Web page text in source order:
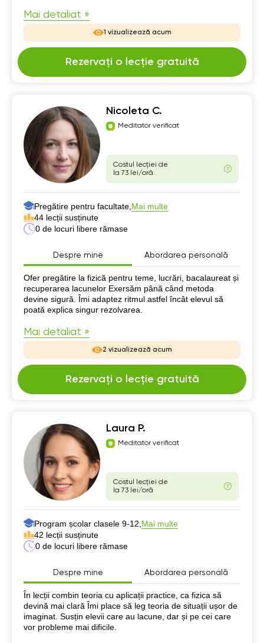
Mai detaliat »
1 vizualizează acum
Rezervați o lecție gratuită
Nicoleta C.
Meditator verificat
Costul lecției de
la 73 lei/oră
Pregătire pentru facultate, Mai multe
44 lecții susținute
0 de locuri libere rămase
Despre mine Abordarea personală
Despre mine
Ofer pregătire la fizică pentru teme, lucrări, bacalaureat și
recuperarea lacunelor Exersăm până când metoda
devine sigură. Îmi adaptez ritmul astfel încât elevul să
poată explica singur rezolvarea.
Mai detaliat »
2 vizualizează acum
Rezervați o lecție gratuită
Laura P.
Meditator verificat
Costul lecției de
la 73 lei/oră
Program școlar clasele 9-12, Mai multe
42 lecții susținute
0 de locuri libere rămase
Despre mine Abordarea personală
Despre mine
În lecții combin teoria cu aplicații practice, ca fizica să
devină mai clară Îmi place să leg teoria de situații ușor de
imaginat. Susțin elevii care au lacune, dar și pe cei care
vor probleme mai dificile.